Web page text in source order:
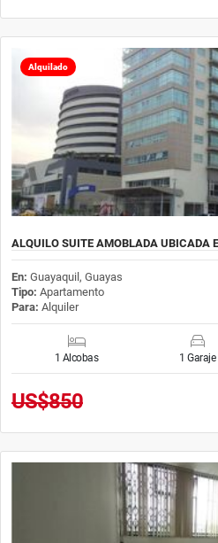
Alquilado
ALQUILO SUITE AMOBLADA UBICADA
En: Guayaquil, Guayas
Tipo: Apartamento
Para: Alquiler
1 Alcobas 1 Garaje
US$850